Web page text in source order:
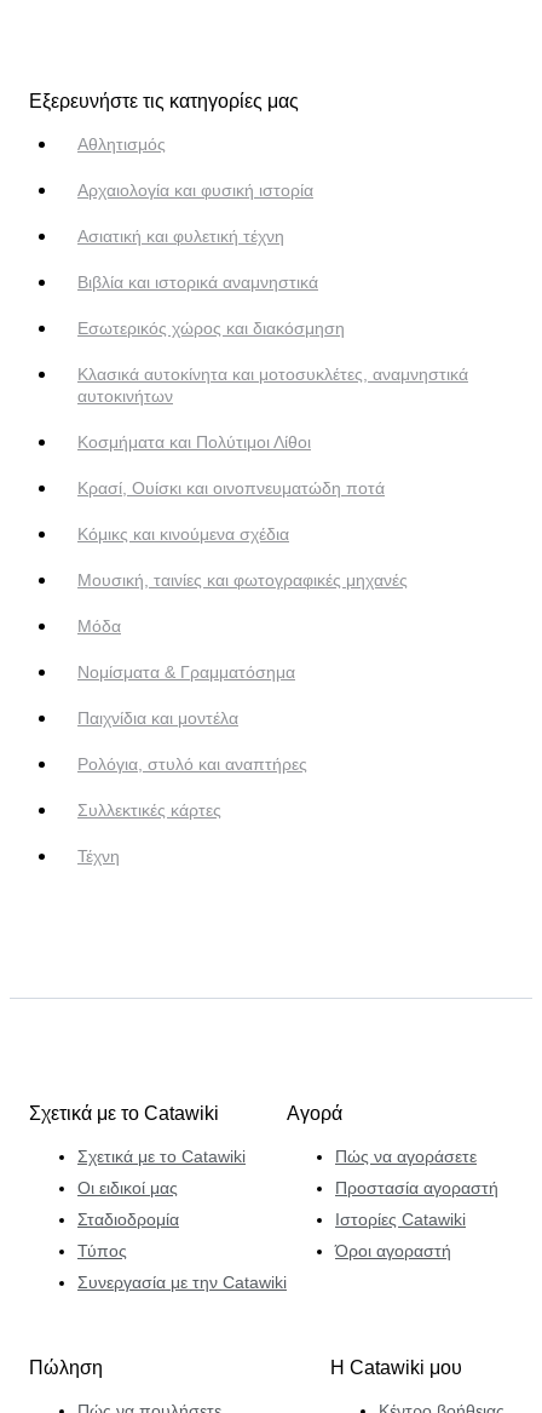
Εξερευνήστε τις κατηγορίες μας
Αθλητισμός
Αρχαιολογία και φυσική ιστορία
Ασιατική και φυλετική τέχνη
Βιβλία και ιστορικά αναμνηστικά
Εσωτερικός χώρος και διακόσμηση
Κλασικά αυτοκίνητα και μοτοσυκλέτες, αναμνηστικά
αυτοκινήτων
Κοσμήματα και Πολύτιμοι Λίθοι
Κρασί, Ουίσκι και οινοπνευματώδη ποτά
Κόμικς και κινούμενα σχέδια
Μουσική, ταινίες και φωτογραφικές μηχανές
Μόδα
Νομίσματα & Γραμματόσημα
Παιχνίδια και μοντέλα
Ρολόγια, στυλό και αναπτήρες
Συλλεκτικές κάρτες
Τέχνη
Σχετικά με το Catawiki
Σχετικά με το Catawiki
Οι ειδικοί μας
Σταδιοδρομία
Τύπος
Συνεργασία με την Catawiki
Αγορά
Πώς να αγοράσετε
Προστασία αγοραστή
Ιστορίες Catawiki
Όροι αγοραστή
Πώληση Η Catawiki μου